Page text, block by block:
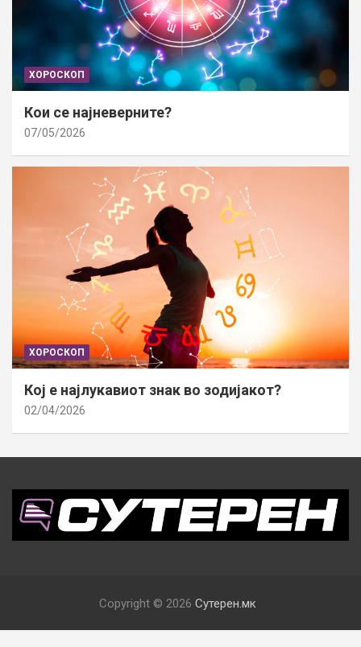
ХОРОСКОП
Кои се најневерните?
07/05/2026
ХОРОСКОП
Кој е најлукавиот знак во зодијакот?
02/04/2026
Copyright © 2026 Сутерен.мк